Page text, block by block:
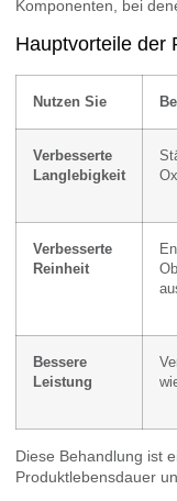
Komponenten, bei
Hauptvorteile der
Nutzen Sie
Verbesserte
Langlebigkeit
Verbesserte
Reinheit
Bessere
Leistung
Diese Behandlung ist
Produktlebensdauer